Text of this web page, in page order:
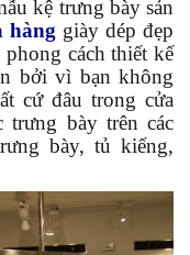
kệ trưng bày sản
hàng giày dép đẹp
cách thiết kế
bởi vì bạn không
cứ đâu trong cửa
trưng bày trên các
bày, tủ kiếng,